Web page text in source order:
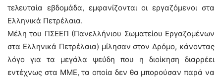
τελευταία εβδομάδα, εμφανίζονται οι εργαζόμενοι στα
Ελληνικά Πετρέλαια.
Μέλη του ΠΣΕΕΠ (Πανελλήνιου Σωματείου Εργαζομένων
στα Ελληνικά Πετρέλαια) μίλησαν στον Δρόμο, κάνοντας
λόγο για τα μεγάλα ψεύδη που η διοίκηση διαρρέει
εντέχνως στα ΜΜΕ, τα οποία δεν θα μπορούσαν παρά να